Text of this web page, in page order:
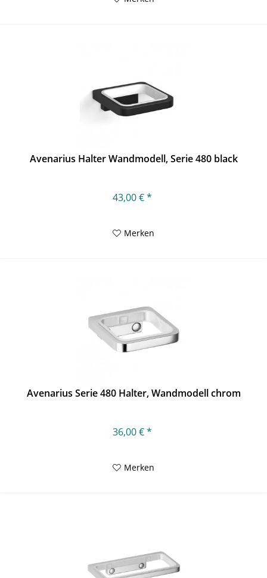
Avenarius Halter Wandmodell, Serie 480 black
43,00 € *
Merken
Avenarius Serie 480 Halter, Wandmodell chrom
36,00 € *
Merken